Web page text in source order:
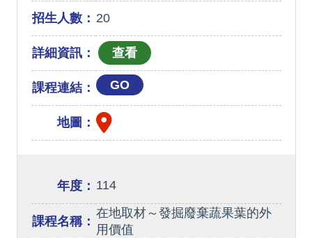
招生人數： 20
詳細資訊：
課程連結： GO
地圖：
年度： 114
課程名稱：
在地取材～發掘廢棄蔬果葉的外
用價值